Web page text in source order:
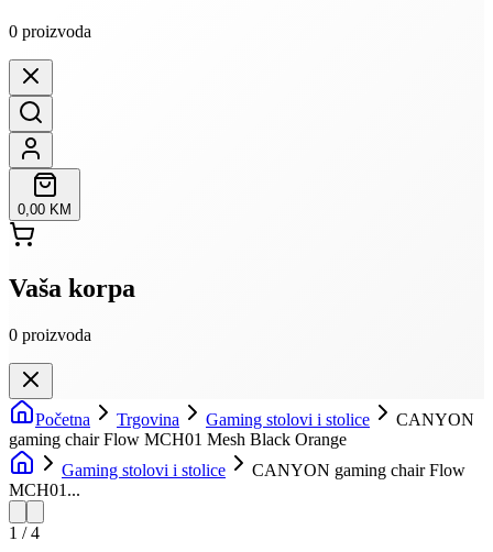
0 proizvoda
0,00 KM
Vaša korpa
0 proizvoda
Početna Trgovina Gaming stolovi i stolice
CANYON
gaming chair Flow MCH01 Mesh Black Orange
Gaming stolovi i stolice
CANYON gaming chair Flow
MCH01...
1 /4